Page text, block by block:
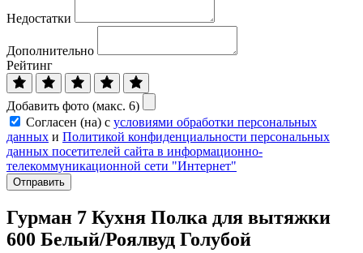
Недостатки
Дополнительно
Рейтинг
Добавить фото (макс. 6)
Согласен (на) с условиями обработки персональных
данных и Политикой конфиденциальности персональных
данных посетителей сайта в информационно-
телекоммуникационной сети "Интернет"
Отправить
Гурман 7 Кухня Полка для вытяжки
600 Белый/Роялвуд Голубой